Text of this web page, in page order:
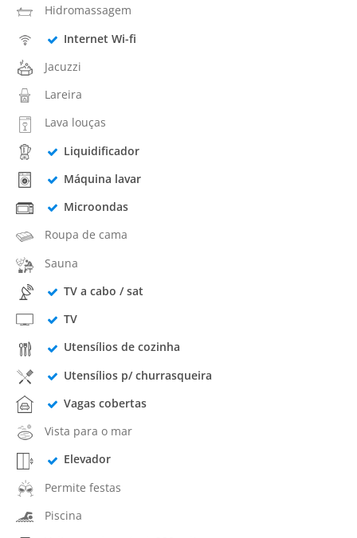
Hidromassagem
Internet Wi-fi
Jacuzzi
Lareira
Lava louças
Liquidificador
Máquina lavar
Microondas
Roupa de cama
Sauna
TV a cabo / sat
TV
Utensílios de cozinha
Utensílios p/ churrasqueira
Vagas cobertas
Vista para o mar
Elevador
Permite festas
Piscina